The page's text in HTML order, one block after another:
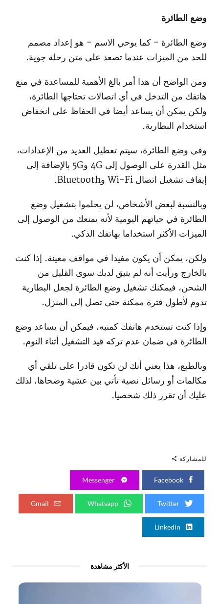
وضع الطائرة
وضع الطائرة - كما يوحي الاسم - هو إعداد مصمم
للحد من الميزات عندما تصعد على متن رحلة جوية.
ومن الواضح أن هذا أمر بالغ الأهمية للمساعدة في منع
هاتفك من التدخل في أي اتصالات تحتاجها الطائرة،
ولكن يمكن أن يساعد أيضا في الحفاظ على انخفاض
استخدام البطارية.
وفي وضع الطائرة، سيتم تعطيل العديد من الإعدادات،
مثل القدرة على الوصول إلى 4G و5G بالإضافة إلى
إيقاف تشغيل اتصال Wi-Fi وBluetooth.
وبالنسبة لبعض الأشخاص، لن يحلموا بتشغيل وضع
الطائرة في حياتهم اليومية لأنه يمنعك من الوصول إلى
الميزات الأكثر استخداما بهاتفك الذكي.
ولكن، يمكن أن يكون مفيدا في مواقف معينة. إذا كنت
بالخارج ورأيت أنه لم يتبق لديك سوى القليل من
الشحن، فيمكنك تشغيل وضع الطائرة لجعل البطارية
تدوم لأطول فترة ممكنة حتى تصل إلى المنزل.
وإذا كنت تستخدم هاتفك كمنبه، فيمكن أن يساعد وضع
الطائرة في ضمان عدم تركه قيد التشغيل أثناء النوم.
وبالطبع، هذا يعني أنك لن تكون قادرا على تلقي أي
مكالمات أو رسائل نصية تأتي بين عشية وضحاها، لذلك
عليك أن تقرر ذلك شخصيا.
للمشاركة
الأكثر مشاهدة